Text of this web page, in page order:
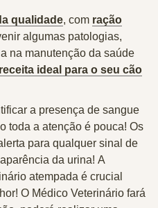
qualidade, com ração
algumas patologias,
na manutenção da saúde
ideal para o seu cão
a presença de sangue
toda a atenção é pouca! Os
para qualquer sinal de
da urina! A
atempada é crucial
O Médico Veterinário fará